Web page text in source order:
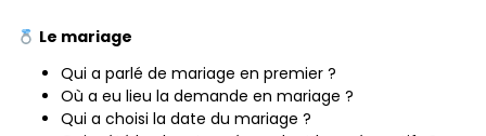
Le mariage
Qui a parlé de mariage en premier ?
Où a eu lieu la demande en mariage ?
Qui a choisi la date du mariage ?